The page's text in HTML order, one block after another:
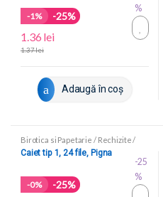
-1% -25%
1.36 lei
1.37lei
Adaugă în coș
%
Birotica si Papetarie / Rechizite/
Caiete scolare
Caiet tip 1, 24 file, Pigna
-0% -25%
-25
%